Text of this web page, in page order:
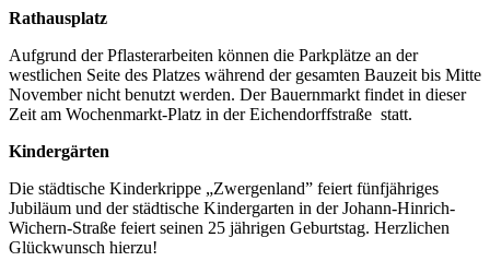
Rathausplatz
Aufgrund der Pflasterarbeiten können die Parkplätze an der
westlichen Seite des Platzes während der gesamten Bauzeit bis Mitte
November nicht benutzt werden. Der Bauernmarkt findet in dieser
Zeit am Wochenmarkt-Platz in der Eichendorffstraße statt.
Kindergärten
Die städtische Kinderkrippe „Zwergenland” feiert fünfjähriges
Jubiläum und der städtische Kindergarten in der Johann-Hinrich-
Wichern-Straße feiert seinen 25 jährigen Geburtstag. Herzlichen
Glückwunsch hierzu!